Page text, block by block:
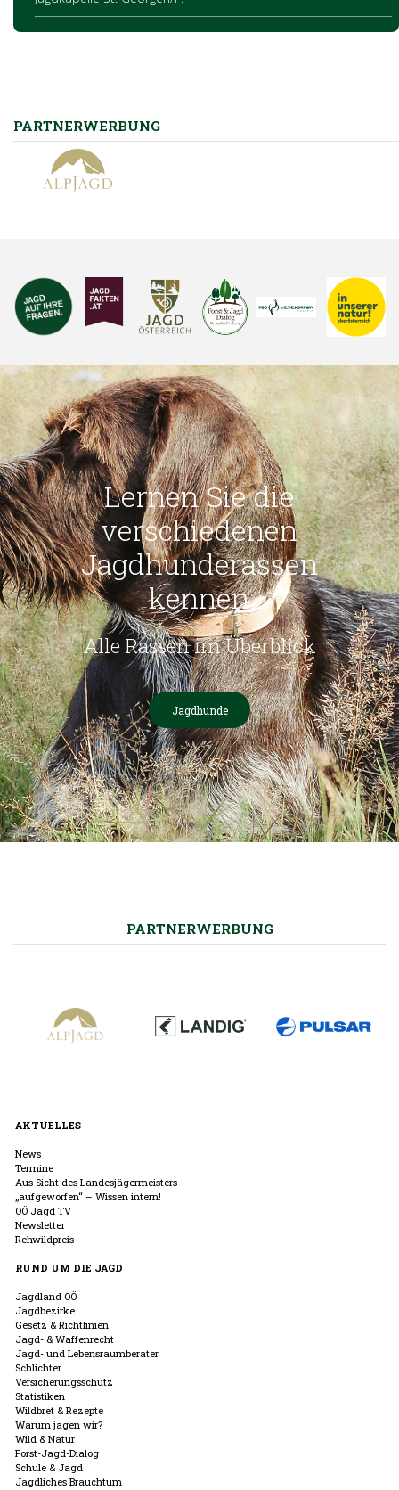
PARTNERWERBUNG
Lernen Sie die
verschiedenen
Jagdhunderassen
kennen
Alle Rassen im Überblick
Jagdhunde
PARTNERWERBUNG
AKTUELLES
News
Termine
Aus Sicht des Landesjägermeisters
„aufgeworfen“ – Wissen intern!
OÖ Jagd TV
Newsletter
Rehwildpreis
RUND UM DIE JAGD
Jagdland OÖ
Jagdbezirke
Gesetz & Richtlinien
Jagd- & Waffenrecht
Jagd- und Lebensraumberater
Schlichter
Versicherungsschutz
Statistiken
Wildbret & Rezepte
Warum jagen wir?
Wild & Natur
Forst-Jagd-Dialog
Schule & Jagd
Jagdliches Brauchtum